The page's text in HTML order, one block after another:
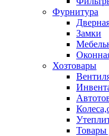
Фурнитура
Замки
Хозтовары
Товары